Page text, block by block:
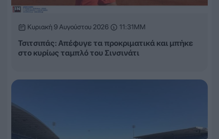
Κυριακή 9 Αυγούστου 2026 11:31ΜΜ
Τσιτσιπάς: Απέφυγε τα προκριματικά και μπήκε
στο κυρίως ταμπλό του Σινσινάτι